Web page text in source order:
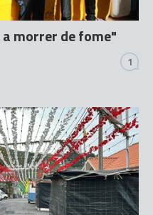
a morrer de fome"
1